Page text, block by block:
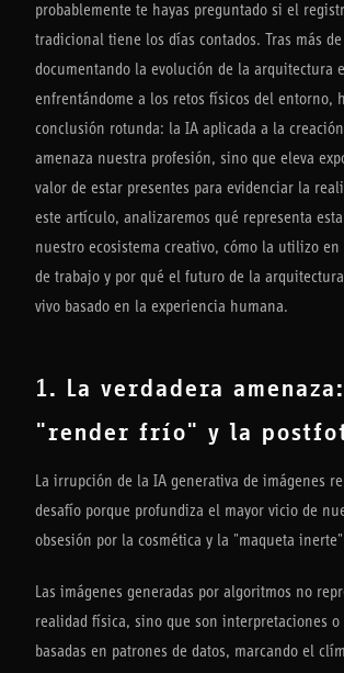
probablemente te hayas preguntado si el
tradicional tiene los días contados. Tras más de
documentando la evolución de la arquitectura
enfrentándome a los retos físicos del entorno,
conclusión rotunda: la IA aplicada a la
amenaza nuestra profesión, sino que eleva
valor de estar presentes para evidenciar la
este artículo, analizaremos qué representa
nuestro ecosistema creativo, cómo la utilizo
de trabajo y por qué el futuro de la
vivo basado en la experiencia humana.
1. La verdadera
"render frío" y la
La irrupción de la IA generativa de imágenes
desafío porque profundiza el mayor vicio de
obsesión por la cosmética y la "maqueta
Las imágenes generadas por algoritmos no
realidad física, sino que son interpretaciones o
basadas en patrones de datos, marcando el